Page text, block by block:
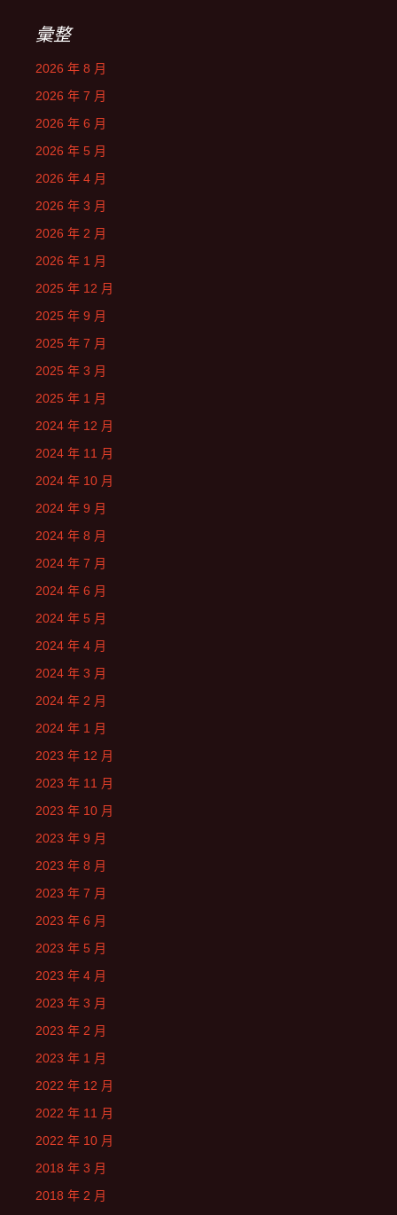
彙整
2026 年 8 月
2026 年 7 月
2026 年 6 月
2026 年 5 月
2026 年 4 月
2026 年 3 月
2026 年 2 月
2026 年 1 月
2025 年 12 月
2025 年 9 月
2025 年 7 月
2025 年 3 月
2025 年 1 月
2024 年 12 月
2024 年 11 月
2024 年 10 月
2024 年 9 月
2024 年 8 月
2024 年 7 月
2024 年 6 月
2024 年 5 月
2024 年 4 月
2024 年 3 月
2024 年 2 月
2024 年 1 月
2023 年 12 月
2023 年 11 月
2023 年 10 月
2023 年 9 月
2023 年 8 月
2023 年 7 月
2023 年 6 月
2023 年 5 月
2023 年 4 月
2023 年 3 月
2023 年 2 月
2023 年 1 月
2022 年 12 月
2022 年 11 月
2022 年 10 月
2018 年 3 月
2018 年 2 月